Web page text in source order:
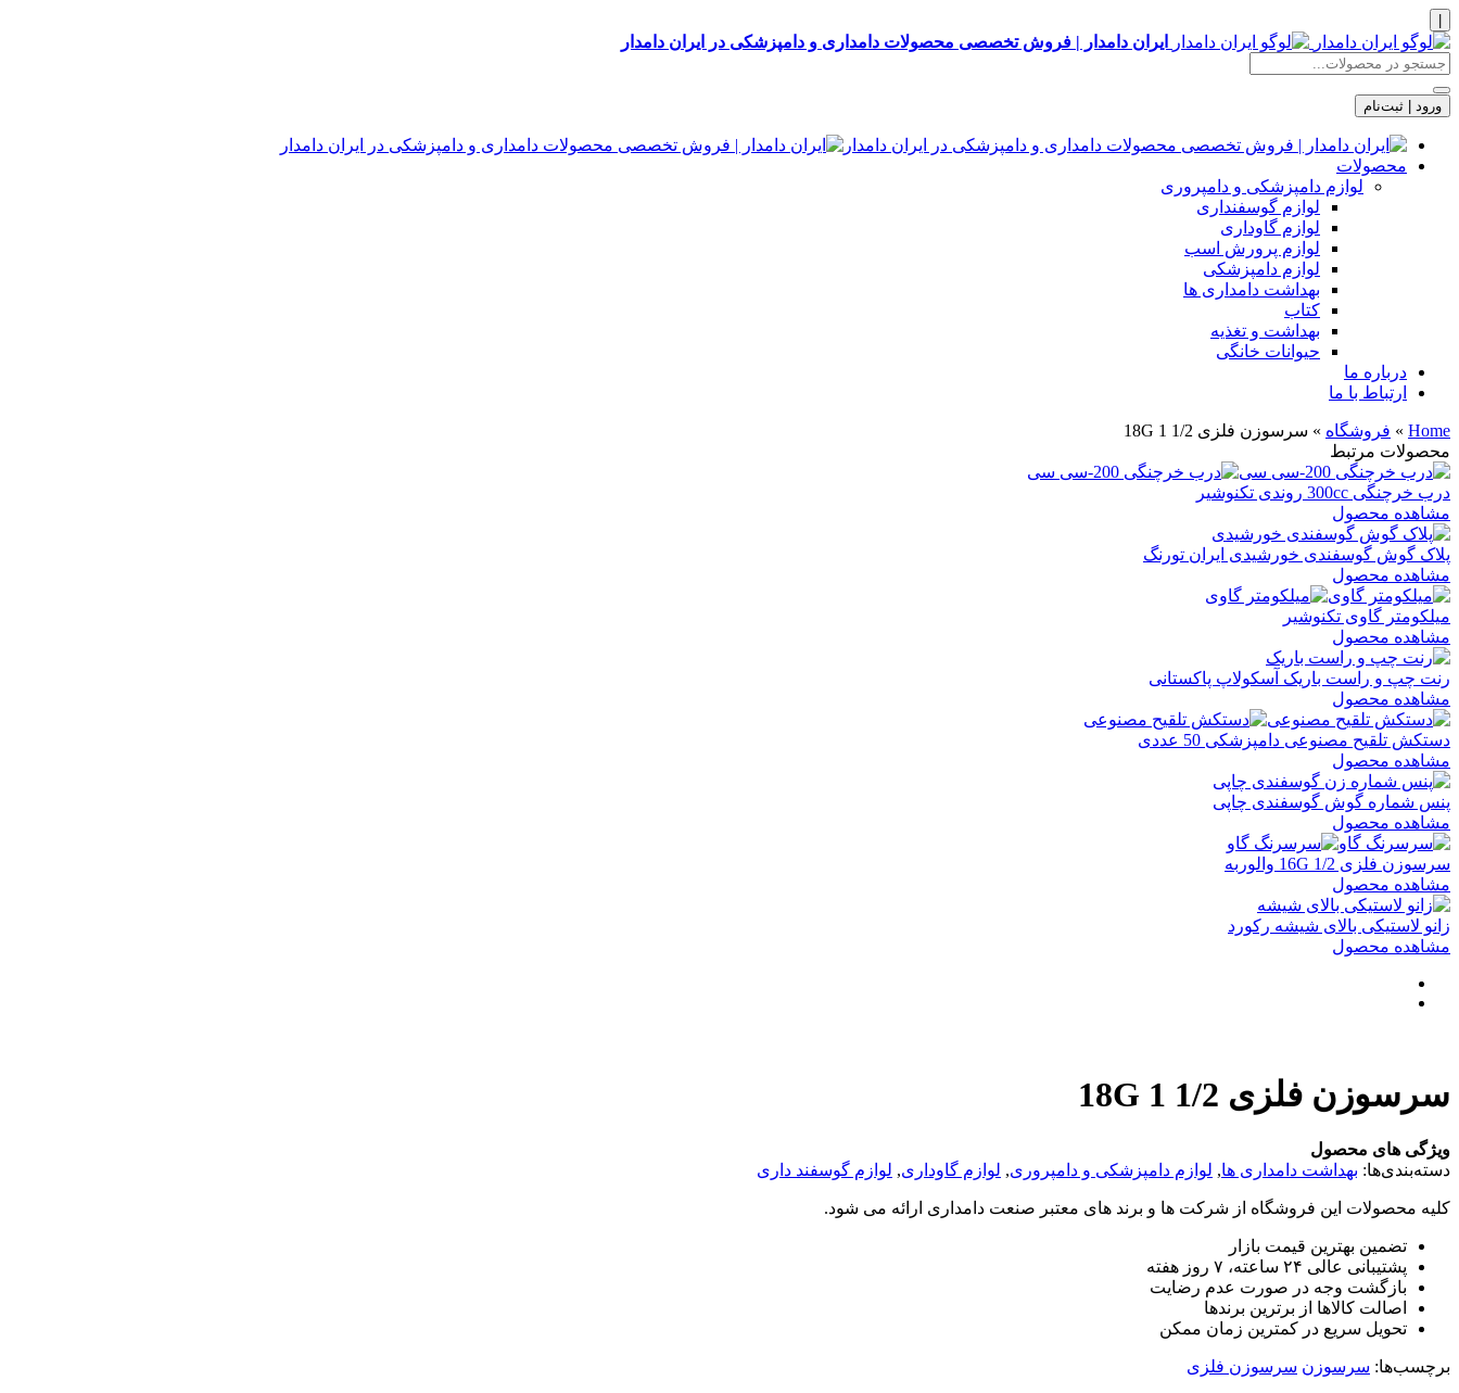
ایران دامدار | فروش تخصصی محصولات دامداری و دامپزشکی در ایران دامدار
ورود | ثبت‌نام
محصولات
لوازم دامپزشکی و دامپروری
لوازم گوسفنداری
لوازم گاوداری
لوازم پرورش اسب
لوازم دامپزشکی
بهداشت دامداری ها
کتاب
بهداشت و تغذیه
حیوانات خانگی
درباره ما
ارتباط با ما
Home
» فروشگاه » سرسوزن فلزی 1/2 1 18G
محصولات مرتبط
درب خرچنگی 300cc روندی تکنوشیر
مشاهده محصول
پلاک گوش گوسفندی خورشیدی ایران تورنگ
مشاهده محصول
میلکومتر گاوی تکنوشیر
مشاهده محصول
رنت چپ و راست باریک آسکولاپ پاکستانی
مشاهده محصول
دستکش تلقیح مصنوعی دامپزشکی 50 عددی
مشاهده محصول
پنس شماره گوش گوسفندی چاپی
مشاهده محصول
سرسوزن فلزی 1/2 16G والوربه
مشاهده محصول
زانو لاستیکی بالای شیشه رکورد
مشاهده محصول
سرسوزن فلزی 1/2 1 18G
ویژگی های محصول
دسته‌بندی‌ها: بهداشت دامداری ها, لوازم دامپزشکی و دامپروری, لوازم گاوداری, لوازم گوسفند داری
کلیه محصولات این فروشگاه از شرکت ها و برند های معتبر صنعت دامداری ارائه می شود.
تضمین بهترین قیمت بازار
پشتیبانی عالی ۲۴ ساعته، ۷ روز هفته
بازگشت وجه در صورت عدم رضایت
اصالت کالاها از برترین برندها
تحویل سریع در کمترین زمان ممکن
برچسب‌ها: سرسوزن سرسوزن فلزی